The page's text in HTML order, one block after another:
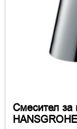
Смесител за
HANSGROHE